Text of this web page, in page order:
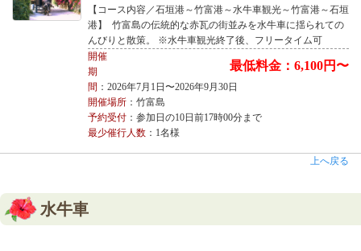
【コース内容／石垣港～竹富港～水牛車観光～竹富港～石垣
港】 竹富島の伝統的な赤瓦の街並みを水牛車に揺られての
んびりと散策。 ※水牛車観光終了後、フリータイム可
最低料金：6,100円〜
開催
期
間 ：2026年7月1日〜2026年9月30日
開催場所：竹富島
予約受付：参加日の10日前17時00分まで
最少催行人数：1名様
上へ戻る
水牛車